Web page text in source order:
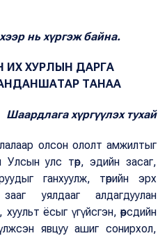
нь хүргэж байна.
ИХ ХУРЛЫН ДАРГА
ТАНАА
Шаардлага хүргүүлэх тухай
олсон ололт амжилтыг
Улсын улс төр, эдийн засаг,
ганхуулж, төрийн эрх
уялдааг алдагдуулан
ёсыг үгүйсгэн, өөрсдийн
явцуу ашиг сонирхол,